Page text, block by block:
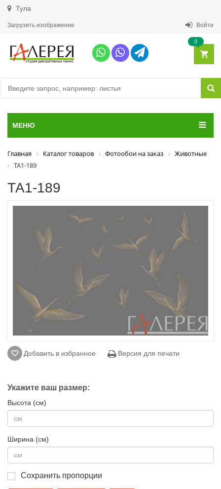
Тула
Загрузить изображение Войти
0
МЕНЮ
Главная Каталог товаров Фотообои на заказ
Животные
ТА1-189
ТА1-189
Добавить в избранное Версия для печати
Укажите ваш размер:
Высота (см)
Ширина (см)
Сохранить пропорции